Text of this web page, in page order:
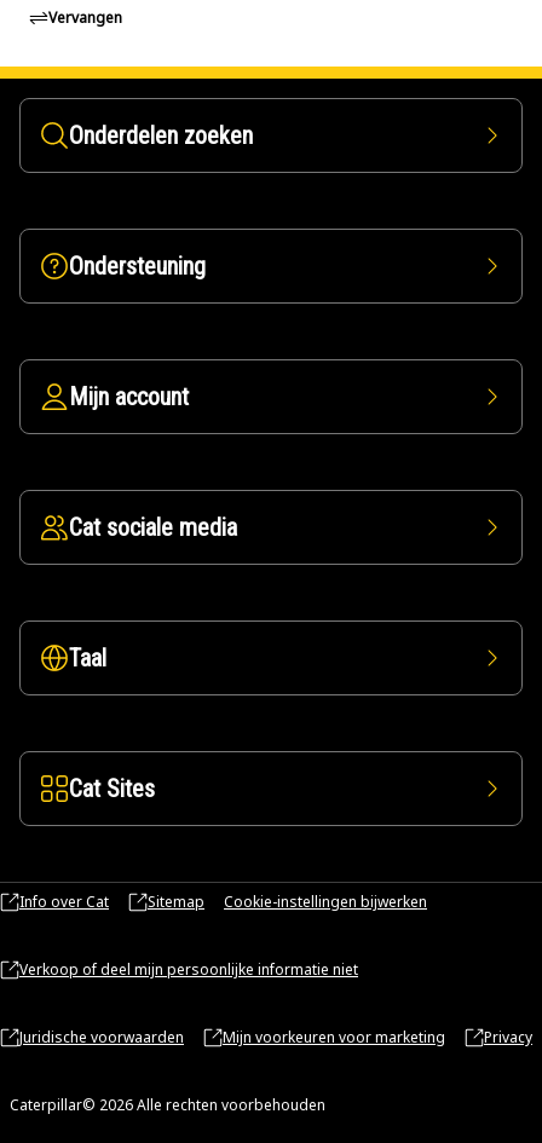
Vervangen
Onderdelen zoeken
Ondersteuning
Mijn account
Cat sociale media
Taal
Cat Sites
Info over Cat Sitemap Cookie-instellingen bijwerken
Verkoop of deel mijn persoonlijke informatie niet
Juridische voorwaarden Mijn voorkeuren voor marketing Privacy
Caterpillar© 2026 Alle rechten voorbehouden